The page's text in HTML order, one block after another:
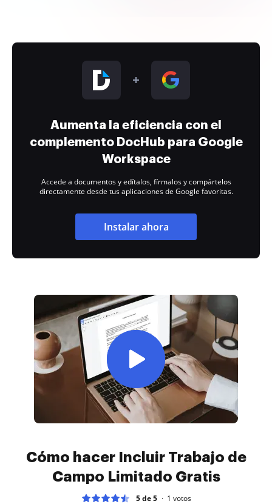
Aumenta la eficiencia con el
complemento DocHub para Google
Workspace
Accede a documentos y edítalos, fírmalos y compártelos
directamente desde tus aplicaciones de Google favoritas.
Instalar ahora
Cómo hacer Incluir Trabajo de
Campo Limitado Gratis
5 de 5 1 votos